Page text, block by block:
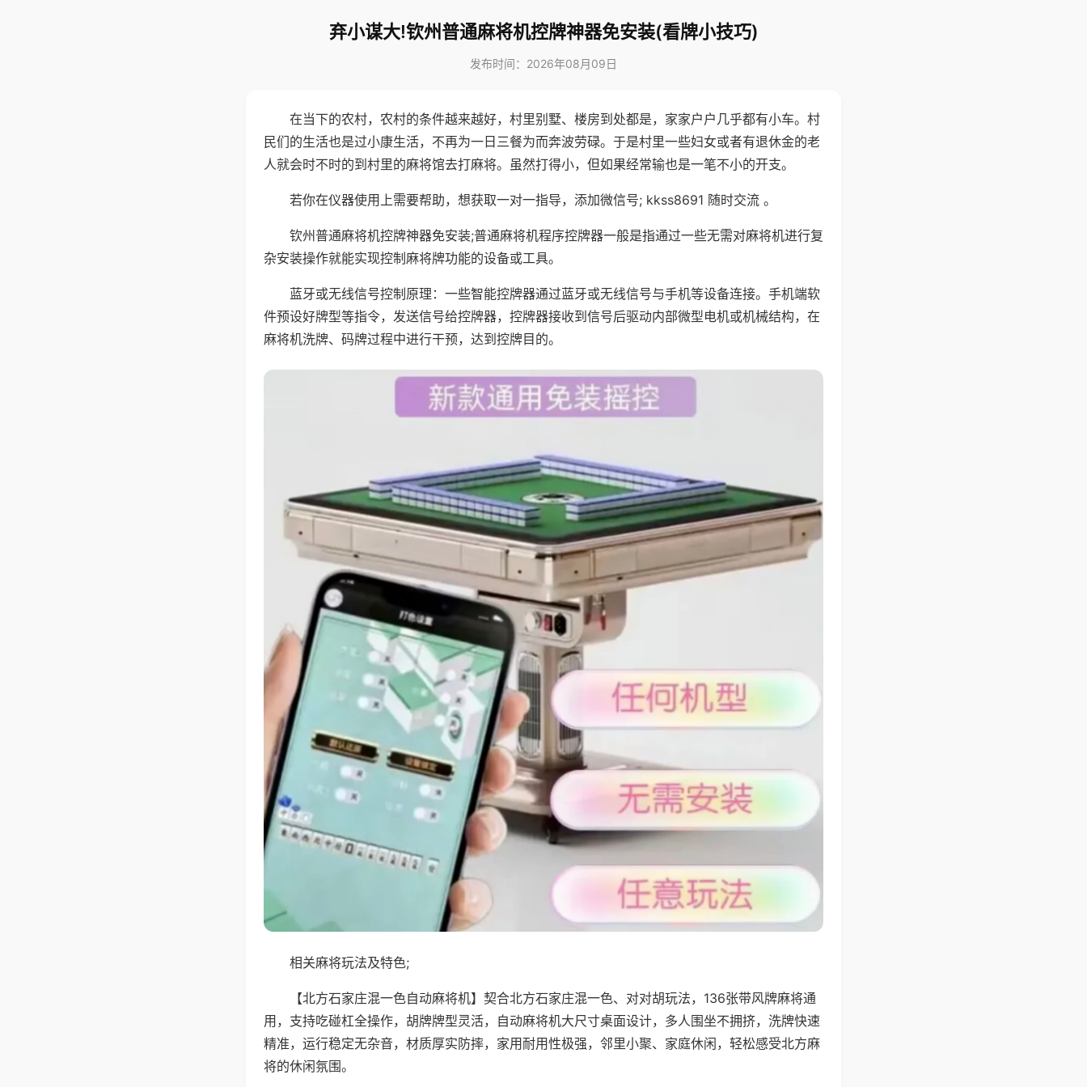
弃小谋大!钦州普通麻将机控牌神器免安装(看牌小技巧)
发布时间：2026年08月09日
在当下的农村，农村的条件越来越好，村里别墅、楼房到处都是，家家户户几乎都有小车。村
民们的生活也是过小康生活，不再为一日三餐为而奔波劳碌。于是村里一些妇女或者有退休金的老
人就会时不时的到村里的麻将馆去打麻将。虽然打得小，但如果经常输也是一笔不小的开支。
若你在仪器使用上需要帮助，想获取一对一指导，添加微信号; kkss8691 随时交流 。
钦州普通麻将机控牌神器免安装;普通麻将机程序控牌器一般是指通过一些无需对麻将机进行复
杂安装操作就能实现控制麻将牌功能的设备或工具。
蓝牙或无线信号控制原理：一些智能控牌器通过蓝牙或无线信号与手机等设备连接。手机端软
件预设好牌型等指令，发送信号给控牌器，控牌器接收到信号后驱动内部微型电机或机械结构，在
麻将机洗牌、码牌过程中进行干预，达到控牌目的。
相关麻将玩法及特色;
【北方石家庄混一色自动麻将机】契合北方石家庄混一色、对对胡玩法，136张带风牌麻将通
用，支持吃碰杠全操作，胡牌牌型灵活，自动麻将机大尺寸桌面设计，多人围坐不拥挤，洗牌快速
精准，运行稳定无杂音，材质厚实防摔，家用耐用性极强，邻里小聚、家庭休闲，轻松感受北方麻
将的休闲氛围。